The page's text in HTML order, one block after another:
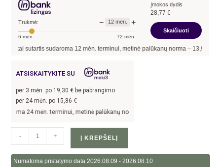
Trukmė: − 12mėn. +
6 mėn. 72 mėn.
Įmokos dydis
28,77 €
Skaičiuoti
sutartis sudaroma12mėn. terminui, metinė palūkanų norma –13,90%,
ATSISKAITYKITE SU
per 3 mėn. po 19,30 € be pabrangimo
per 24 mėn. po 15,86 €
24 mėn. terminui, metinė palūkanų norma –
- + Į KREPŠELĮ
Numatoma pristatymo data 2026.08.09 - 2026.08.10